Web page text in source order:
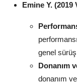
Emine Y. (2019
genel
Donanım
donanım